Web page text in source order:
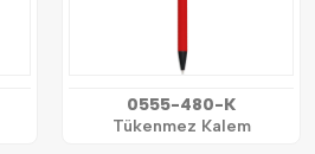
0555-480-K
Tükenmez Kalem